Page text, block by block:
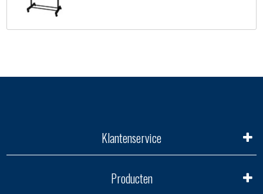
Klantenservice
Producten